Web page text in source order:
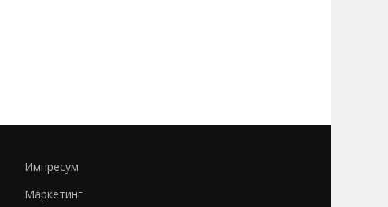
Импресум
Маркетинг